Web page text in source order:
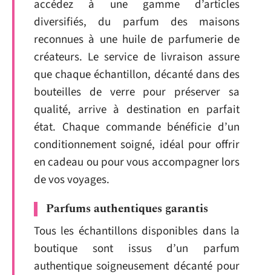
accédez à une gamme d’articles
diversifiés, du parfum des maisons
reconnues à une huile de parfumerie de
créateurs. Le service de livraison assure
que chaque échantillon, décanté dans des
bouteilles de verre pour préserver sa
qualité, arrive à destination en parfait
état. Chaque commande bénéficie d’un
conditionnement soigné, idéal pour offrir
en cadeau ou pour vous accompagner lors
de vos voyages.
Parfums authentiques garantis
Tous les échantillons disponibles dans la
boutique sont issus d’un parfum
authentique soigneusement décanté pour